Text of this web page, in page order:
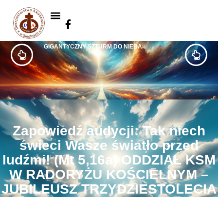
GIGANTYCZNY SZTURM DO NIEBA
Zapowiedź audycji: Tak niech
świeci Wasze światło przed
ludźmi! (Mt 5,16a) ODDZIAŁ KSM
W RADORYŻU KOŚCIELNYM –
JUBILEUSZ TRZYDZIESTOLECIA